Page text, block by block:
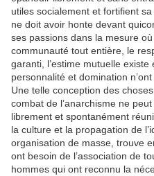
utiles socialement et fortifient
ne doit avoir honte devant
ses passions dans la mesure
communauté tout entière, le
garanti, l’estime mutuelle
personnalité et domination n’ont
Une telle conception des
combat de l’anarchisme ne
librement et spontanément
la culture et la propagation de
organisation de masse, trouve
ont besoin de l’association de
hommes qui ont reconnu la